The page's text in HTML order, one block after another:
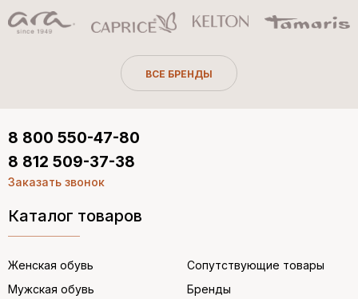
ВСЕ БРЕНДЫ
Каталог товаров
Женская обувь
Мужская обувь
Сопутствующие товары
Бренды
8 800 550-47-80
8 812 509-37-38
Заказать звонок